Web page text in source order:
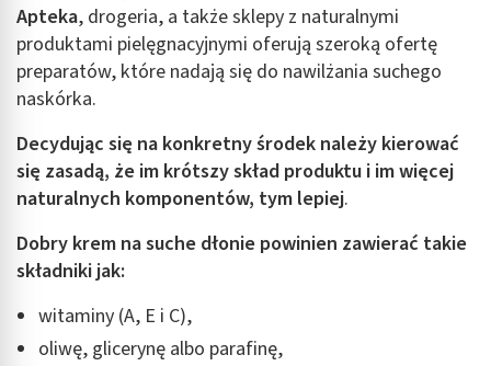
Apteka, drogeria, a także sklepy z naturalnymi
produktami pielęgnacyjnymi oferują szeroką ofertę
preparatów, które nadają się do nawilżania suchego
naskórka.
Decydując się na konkretny środek należy kierować
się zasadą, że im krótszy skład produktu i im więcej
naturalnych komponentów, tym lepiej.
Dobry krem na suche dłonie powinien zawierać takie
składniki jak:
witaminy (A, E i C),
oliwę, glicerynę albo parafinę,
wyboru treści
Funkcje specjalne IAB:
Użycie dokładnych danych geolokalizacyjnych
Identyfikowanie urządzeń na podstawie
aktywnie żądanych informacji
Cele przetwarzania inne niż IAB:
Wydajność (Performance)
Reklama / śledzenie